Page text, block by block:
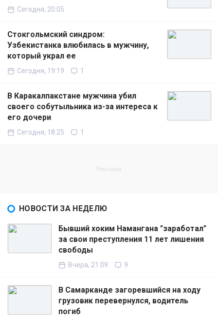
Сегодня, 20:05
Стокгольмский синдром:
Узбекистанка влюбилась в мужчину,
который украл ее
Сегодня, 19:19 1
В Каракалпакстане мужчина убил
своего собутыльника из-за интереса к
его дочери
Сегодня, 18:25 1
НОВОСТИ ЗА НЕДЕЛЮ
Бывший хоким Намангана "заработал"
за свои преступления 11 лет лишения
свободы
Вчера, 21:09 9
В Самарканде загоревшийся на ходу
грузовик перевернулся, водитель
погиб